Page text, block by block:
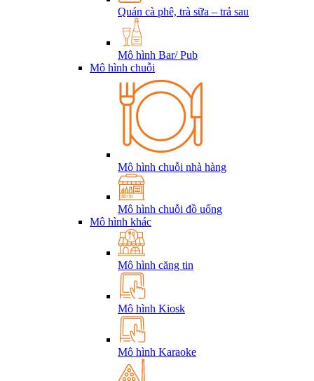
Quán cà phê, trà sữa – trả sau
Mô hình Bar/ Pub
Mô hình chuỗi
Mô hình chuỗi nhà hàng
Mô hình chuỗi đồ uống
Mô hình khác
Mô hình căng tin
Mô hình Kiosk
Mô hình Karaoke